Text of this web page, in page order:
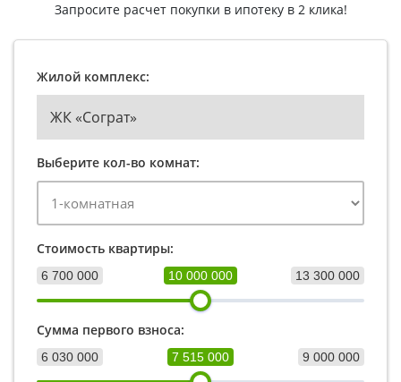
Запросите расчет покупки в ипотеку в 2 клика!
Жилой комплекс:
ЖК «Сограт»
Выберите кол-во комнат:
Стоимость квартиры:
6 700 000 13 300 000
10 000 000
Сумма первого взноса:
6 030 000 9 000 000
7 515 000